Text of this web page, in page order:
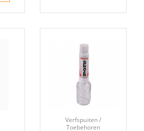
Verfspuiten /
Toebehoren